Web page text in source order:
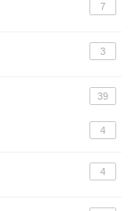
7
3
39
4
4